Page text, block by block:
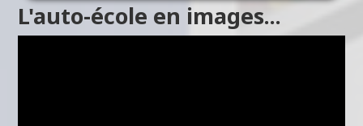
L'auto-école en images...